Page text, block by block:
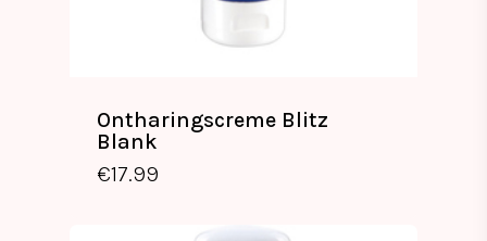
Ontharingscreme Blitz
Blank
€17.99